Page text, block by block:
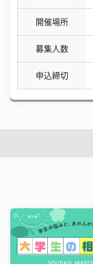
開催場所
募集人数
申込締切